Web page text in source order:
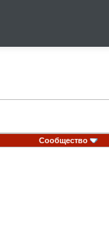
Сообщество